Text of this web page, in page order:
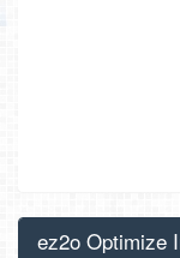
ez2o Optimize